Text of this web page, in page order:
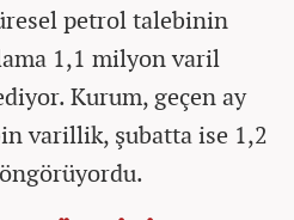
petrol talebinin
1,1 milyon varil
Kurum, geçen ay
varillik, şubatta ise 1,2